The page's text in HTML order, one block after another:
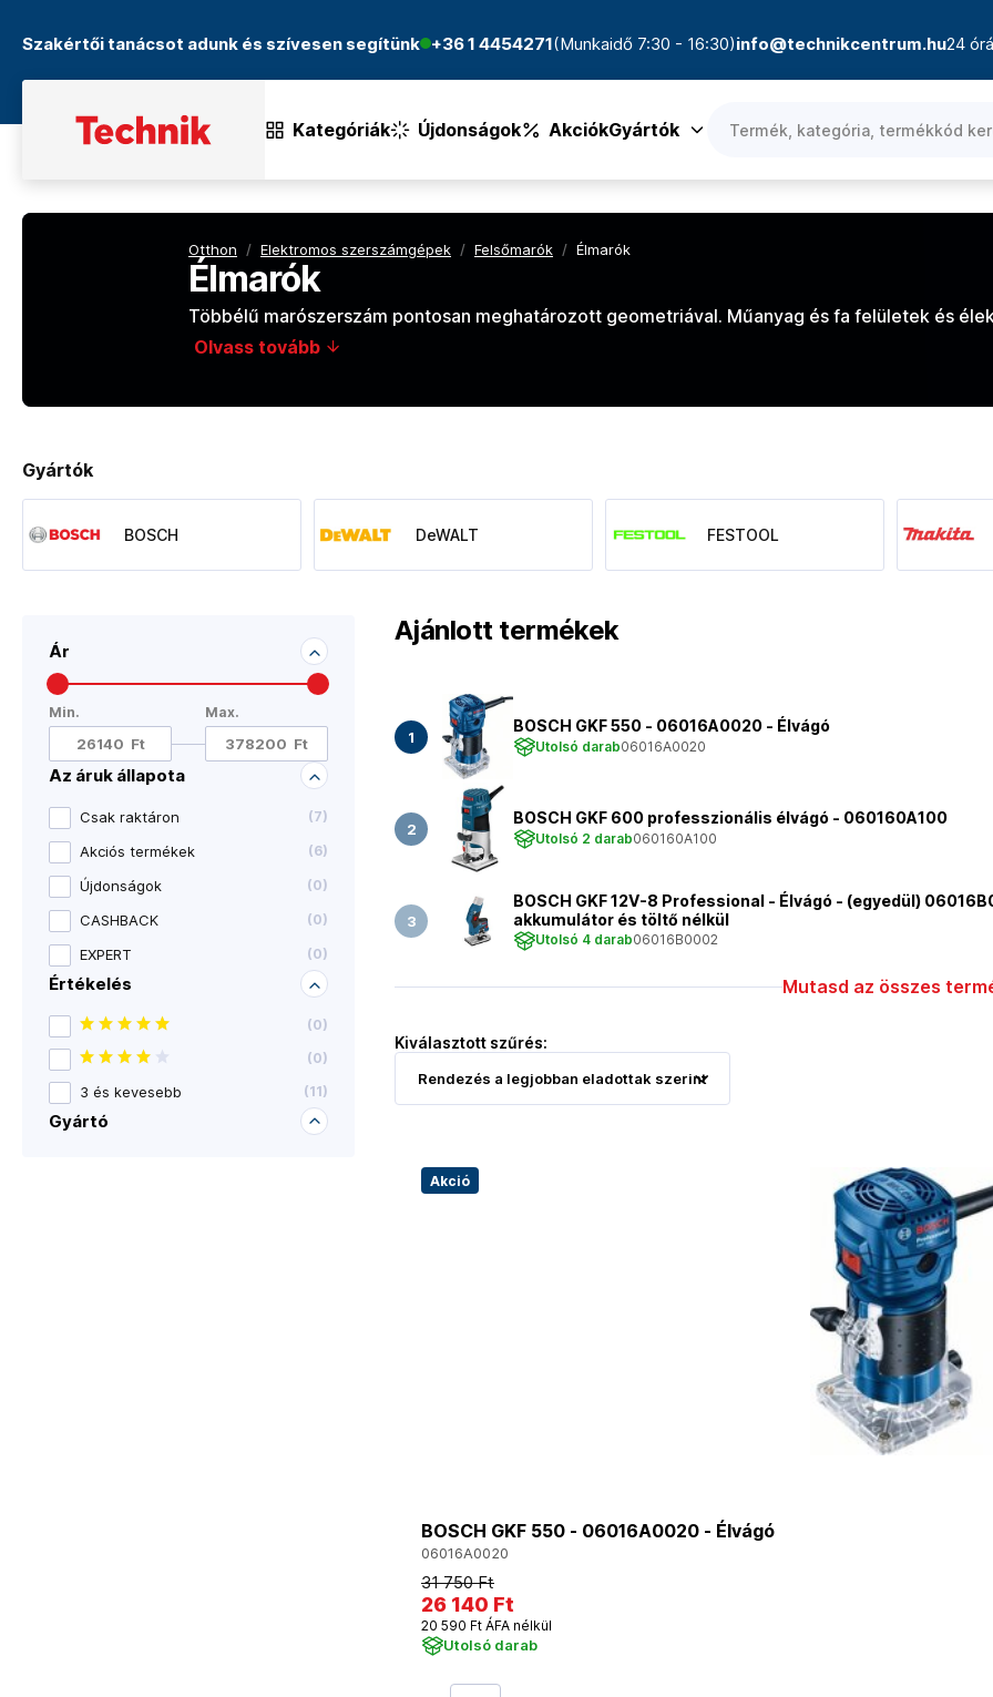
Szakértői tanácsot adunk és szívesen segítünk +36 1 4454271(Munkaidő 7:30 - 16:30)info@technikcentrum.hu24
Kategóriák Újdonságok AkciókGyártók
Otthon / Elektromos szerszámgépek / Felsőmarók / Élmarók
Élmarók
Többélű marószerszám pontosan meghatározott geometriával. Műanyag és fa felületek és
Olvass tovább
Ár
Min. Max.
Az áruk állapota
Csak raktáron (7)
Akciós termékek (6)
Újdonságok (0)
CASHBACK (0)
EXPERT (0)
Értékelés
(0)
(0)
3 és kevesebb (11)
Gyártó
Gyártók
BOSCH DeWALT FESTOOL
Ajánlott termékek
BOSCH GKF 550 - 06016A0020 - Élvágó
Utolsó darab06016A0020
BOSCH GKF 600 professzionális élvágó - 060160A100
Utolsó 2 darab060160A100
BOSCH GKF 12V-8 Professional - Élvágó - (egyedül)
akkumulátor és töltő nélkül
Utolsó 4 darab06016B0002
Mutasd az összes
Kiválasztott szűrés:
Akció
BOSCH GKF 550 - 06016A0020 - Élvágó
06016A0020
31 750 Ft
26 140 Ft
20 590 Ft ÁFA nélkül
Utolsó darab